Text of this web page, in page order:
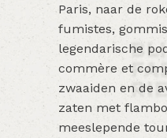
Paris, naar de
fumistes,
legendarische
commère et
zwaaiden en de
zaten met
meeslepende